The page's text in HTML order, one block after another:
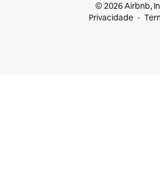
© 2026 Airbnb,
Privacidade